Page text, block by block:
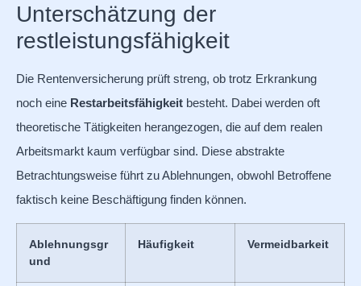
Unterschätzung der
restleistungsfähigkeit
Die Rentenversicherung prüft streng, ob trotz Erkrankung
noch eine Restarbeitsfähigkeit besteht. Dabei werden oft
theoretische Tätigkeiten herangezogen, die auf dem realen
Arbeitsmarkt kaum verfügbar sind. Diese abstrakte
Betrachtungsweise führt zu Ablehnungen, obwohl Betroffene
faktisch keine Beschäftigung finden können.
Ablehnungsgr
und
Häufigkeit Vermeidbarkeit